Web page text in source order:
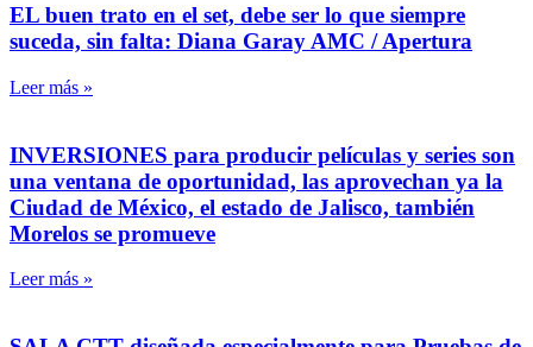
EL buen trato en el set, debe ser lo que siempre
suceda, sin falta: Diana Garay AMC / Apertura
Leer más »
INVERSIONES para producir películas y series son
una ventana de oportunidad, las aprovechan ya la
Ciudad de México, el estado de Jalisco, también
Morelos se promueve
Leer más »